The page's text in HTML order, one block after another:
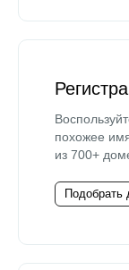
похожее
из 700+
Подобрать